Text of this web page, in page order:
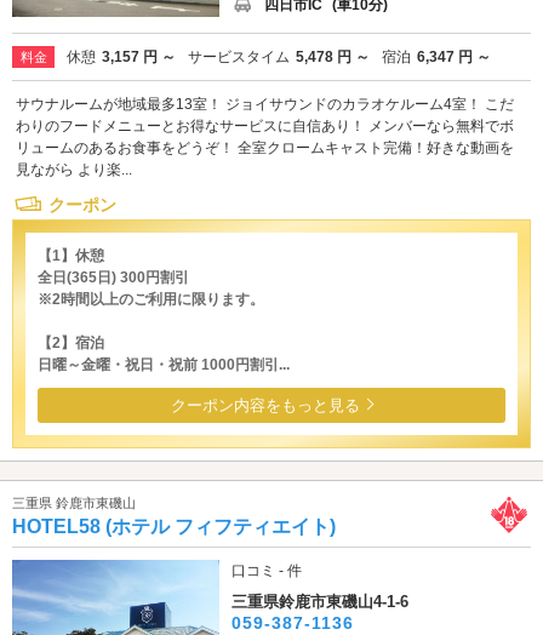
四日市IC (車10分)
料金 休憩 3,157 円 ～ サービスタイム 5,478 円 ～ 宿泊 6,347 円 ～
サウナルームが地域最多13室！ ジョイサウンドのカラオケルーム4室！ こだ
わりのフードメニューとお得なサービスに自信あり！ メンバーなら無料でボ
リュームのあるお食事をどうぞ！ 全室クロームキャスト完備！好きな動画を
見ながら より楽...
クーポン
【1】休憩
全日(365日) 300円割引
※2時間以上のご利用に限ります。
【2】宿泊
日曜～金曜・祝日・祝前 1000円割引...
クーポン内容をもっと見る
三重県 鈴鹿市東磯山
HOTEL58 (ホテル フィフティエイト)
口コミ - 件
三重県鈴鹿市東磯山4-1-6
059-387-1136